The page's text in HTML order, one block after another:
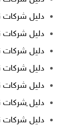
دليل شركات
دليل
دليل شركات
دليل شركات
دليل شركات
دليل ِشركات
دليل